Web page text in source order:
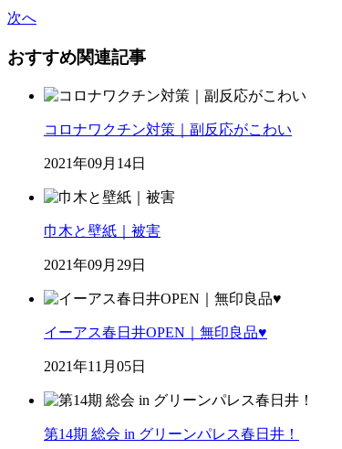
次へ
おすすめ関連記事
コロナワクチン対策｜副反応がこわい
2021年09月14日
巾木と壁紙｜被害
2021年09月29日
イーアス春日井OPEN｜無印良品♥
2021年11月05日
第14期 総会 in グリーンパレス春日井！